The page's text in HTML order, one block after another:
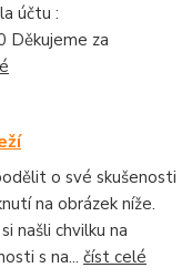
účtu :
Děkujeme za
o své skušenosti
na obrázek níže.
našli chvilku na
s na... číst celé